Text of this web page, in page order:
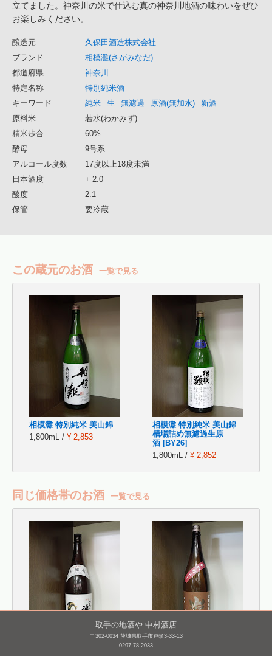
立てました。神奈川の米で仕込む真の神奈川地酒の味わいをぜひ
お楽しみください。
醸造元
久保田酒造株式会社
ブランド
相模灘(さがみなだ)
都道府県
神奈川
特定名称
特別純米酒
キーワード
純米 生 無濾過 原酒(無加水)
新酒
原料米
若水(わかみず)
精米歩合
60%
酵母
9号系
アルコール度数
17度以上18度未満
日本酒度
+ 2.0
酸度
2.1
保管
要冷蔵
この蔵元のお酒 一覧で見る
相模灘 特別純米 美山錦
1,800mL / ¥ 2,853
相模灘 特別純米 美山錦
槽場詰め無濾過生原
酒 [BY26]
1,800mL / ¥ 2,852
同じ価格帯のお酒 一覧で見る
巌 特別純米 ひやおろ
取手の地酒や 中村酒店
〒302-0034 茨城県取手市戸頭3-33-13
0297-78-2033